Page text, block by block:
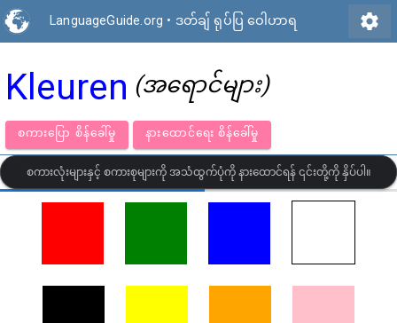
LanguageGuide.org • ဒတ်ချ် ရုပ်ပြ ဝေါဟာရ settings
Kleuren (အရောင်များ)
စကားပြော စိန်ခေါ်မှု နားထောင်ရေး စိန်ခေါ်မှု
စကားလုံးများနှင့် စကားစုများကို အသံထွက်ပုံကို နားထောင်ရန် ၎င်းတို့ကို နှိပ်ပါ။